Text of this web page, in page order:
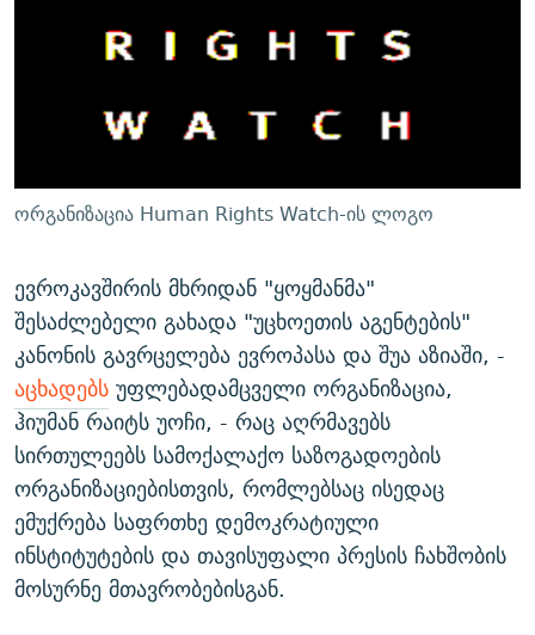
ᲛᲝᲚᲐᲞᲐᲠᲐᲙᲔ ᲢᲔᲥᲡᲢᲔᲑᲘ
ᲨᲘᲜ - ᲣᲪᲮᲝᲔᲗᲨᲘ
ᲚᲘᲢᲔᲠᲐᲢᲣᲠᲣᲚᲘ ᲬᲐᲮᲜᲐᲒᲔᲑᲘ
ᲘᲛᲞᲔᲠᲘᲐ ᲓᲐ ᲠᲐᲓᲘᲝ
ᲩᲔᲛᲘ ᲡᲘᲙᲕᲓᲘᲚᲘᲡ ᲛᲘᲖᲔᲖᲘᲐ COVID-19
11 ᲬᲔᲚᲘ - 11 ᲐᲛᲑᲐᲕᲘ
ᲡᲐᲞᲐᲠᲚᲐᲛᲔᲜᲢᲝ ᲐᲠᲩᲔᲕᲜᲔᲑᲘᲡ ᲘᲡᲢᲝᲠᲘᲐ
5 ᲐᲛᲑᲐᲕᲘ - 20 ᲘᲕᲜᲘᲡᲡ ᲓᲐᲨᲐᲕᲔᲑᲣᲚᲔᲑᲘ
ПРИВЕТ ᲙᲣᲚᲢᲣᲠᲐ
რთე/რთ-ის ყველა საიტი
ორგანიზაცია Human Rights Watch-ის ლოგო
ევროკავშირის მხრიდან "ყოყმანმა"
შესაძლებელი გახადა "უცხოეთის აგენტების"
კანონის გავრცელება ევროპასა და შუა აზიაში, -
აცხადებსუფლებადამცველი ორგანიზაცია,
ჰიუმან რაიტს უოჩი, - რაც აღრმავებს
სირთულეებს სამოქალაქო საზოგადოების
ორგანიზაციებისთვის, რომლებსაც ისედაც
ემუქრება საფრთხე დემოკრატიული
ინსტიტუტების და თავისუფალი პრესის ჩახშობის
მოსურნე მთავრობებისგან.